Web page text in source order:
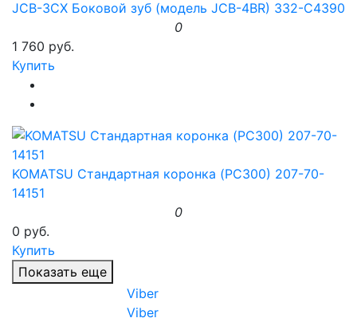
JCB-3CX Боковой зуб (модель JCB-4BR) 332-C4390
0
1 760 руб.
Купить
KOMATSU Стандартная коронка (PC300) 207-70-
14151
0
0 руб.
Купить
Показать еще
Viber
Viber